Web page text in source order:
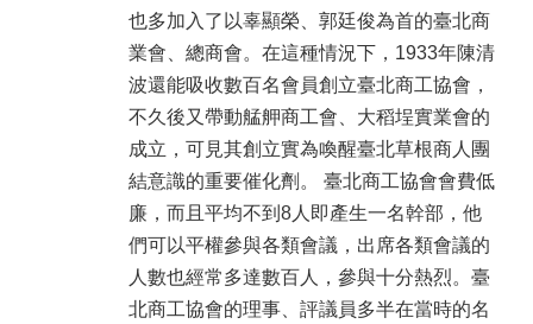
也多加入了以辜顯榮、郭廷俊為首的臺北商
業會、總商會。在這種情況下，1933年陳清
波還能吸收數百名會員創立臺北商工協會，
不久後又帶動艋舺商工會、大稻埕實業會的
成立，可見其創立實為喚醒臺北草根商人團
結意識的重要催化劑。 臺北商工協會會費低
廉，而且平均不到8人即產生一名幹部，他
們可以平權參與各類會議，出席各類會議的
人數也經常多達數百人，參與十分熱烈。臺
北商工協會的理事、評議員多半在當時的名